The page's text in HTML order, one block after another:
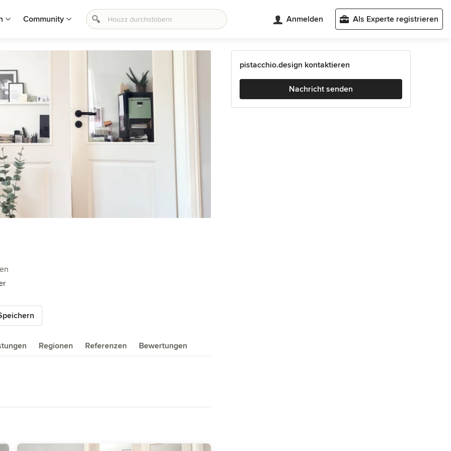
Community Anmelden Als Experte registrieren
Regionen Referenzen Bewertungen
pistacchio.design kontaktieren
Nachricht senden